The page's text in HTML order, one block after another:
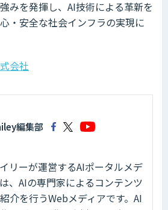
みを発揮し、AI技術による革新を
・安全な社会インフラの実現に
会社
編集部
リーが運営するAIポータルメデ
、AIの専門家によるコンテンツ
介を行うWebメディアです。AI